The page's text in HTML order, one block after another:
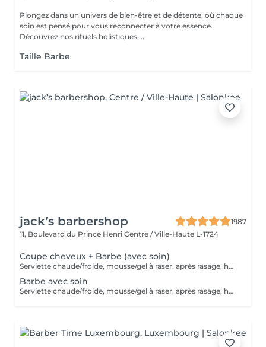
Plongez dans un univers de bien-être et de détente, où chaque
soin est pensé pour vous reconnecter à votre essence.
Découvrez nos rituels holistiques,...
Taille Barbe
jack’s barbershop
1987
11, Boulevard du Prince Henri Centre / Ville-Haute L-1724
Coupe cheveux + Barbe (avec soin)
Serviette chaude/froide, mousse/gel à raser, après rasage, huile/balm à barbe et wax/gel
Barbe avec soin
Serviette chaude/froide, mousse/gel à raser, après rasage, huile/balm à barbe et wax/gel